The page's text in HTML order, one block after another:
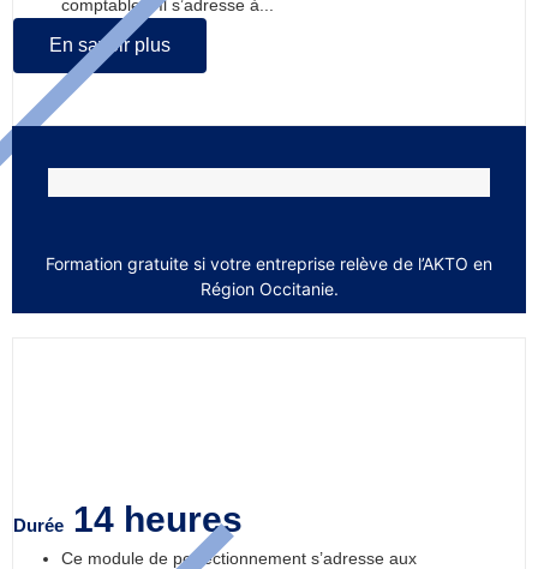
comptables. Il s’adresse à...
En savoir plus
Formation gratuite si votre entreprise relève de l’AKTO en
Région Occitanie.
Durée 14 heures
Ce module de perfectionnement s’adresse aux